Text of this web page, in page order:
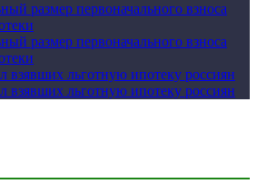
размер первоначального взноса
размер первоначального взноса
взявших льготную ипотеку россиян
взявших льготную ипотеку россиян